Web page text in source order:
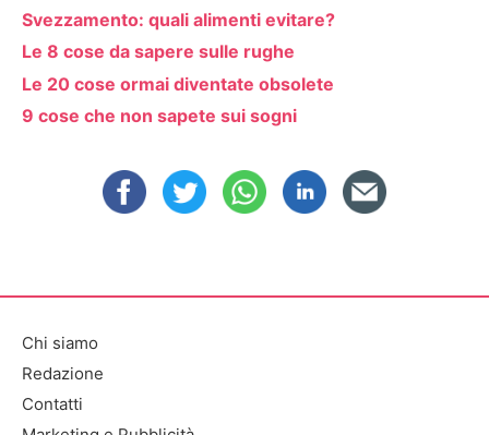
Svezzamento: quali alimenti evitare?
Le 8 cose da sapere sulle rughe
Le 20 cose ormai diventate obsolete
9 cose che non sapete sui sogni
Chi siamo
Redazione
Contatti